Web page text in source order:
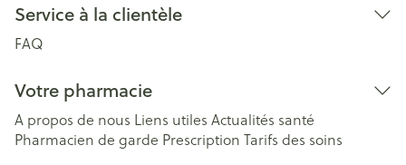
Service à la clientèle
FAQ
Votre pharmacie
A propos de nous Liens utiles Actualités santé
Pharmacien de garde Prescription Tarifs des soins